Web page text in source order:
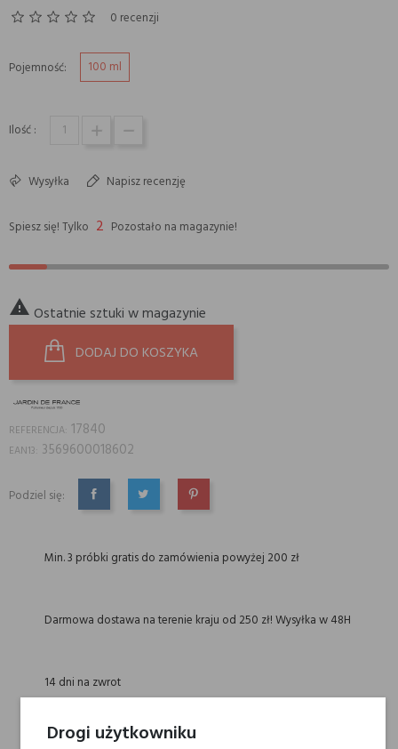
0 recenzji
Pojemność: 100 ml
Ilość :
Wysyłka Napisz recenzję
Spiesz się! Tylko 2 Pozostało na magazynie!
 Ostatnie sztuki w magazynie
DODAJ DO KOSZYKA
REFERENCJA: 17840
EAN13: 3569600018602
Podziel się:
UDOSTĘPNIJTWEETUJPINTEREST
Min. 3 próbki gratis do zamówienia powyżej 200 zł
Darmowa dostawa na terenie kraju od 250 zł! Wysyłka w 48H
14 dni na zwrot
Drogi użytkowniku